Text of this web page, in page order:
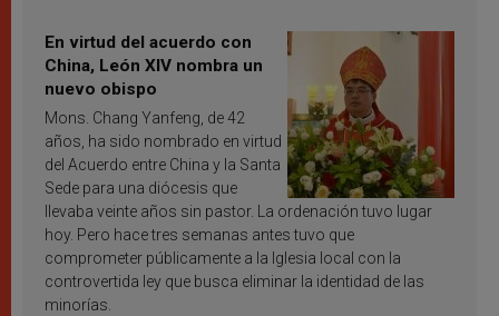
En virtud del acuerdo con
China, León XIV nombra un
nuevo obispo
Mons. Chang Yanfeng, de 42
años, ha sido nombrado en virtud
del Acuerdo entre China y la Santa
Sede para una diócesis que
llevaba veinte años sin pastor. La ordenación tuvo lugar
hoy. Pero hace tres semanas antes tuvo que
comprometer públicamente a la Iglesia local con la
controvertida ley que busca eliminar la identidad de las
minorías.